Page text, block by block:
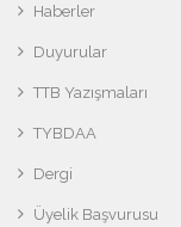
Haberler
Duyurular
TTB Yazışmaları
TYBDAA
Dergi
Üyelik Başvurusu